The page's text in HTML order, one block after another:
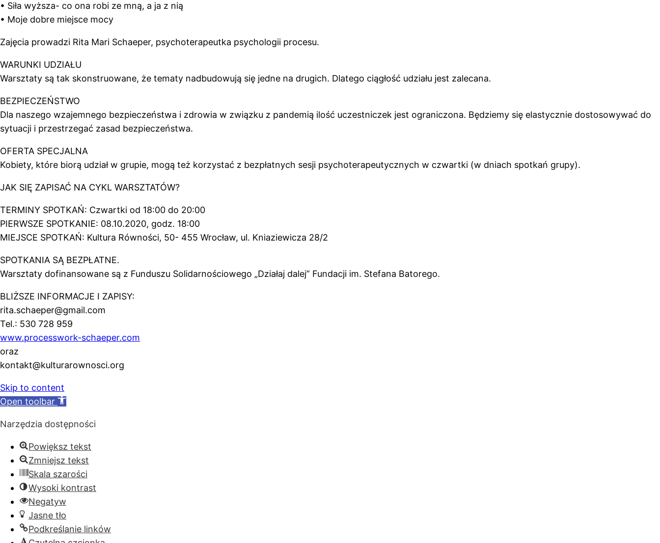
• Siła wyższa- co ona robi ze mną, a ja z nią
• Moje dobre miejsce mocy
Zajęcia prowadzi Rita Mari Schaeper, psychoterapeutka psychologii procesu.
WARUNKI UDZIAŁU
Warsztaty są tak skonstruowane, że tematy nadbudowują się jedne na drugich. Dlatego ciągłość udziału jest zalecana.
BEZPIECZEŃSTWO
Dla naszego wzajemnego bezpieczeństwa i zdrowia w związku z pandemią ilość uczestniczek jest ograniczona. Będziemy się elastycznie dostosowywać do
sytuacji i przestrzegać zasad bezpieczeństwa.
OFERTA SPECJALNA
Kobiety, które biorą udział w grupie, mogą też korzystać z bezpłatnych sesji psychoterapeutycznych w czwartki (w dniach spotkań grupy).
JAK SIĘ ZAPISAĆ NA CYKL WARSZTATÓW?
TERMINY SPOTKAŃ: Czwartki od 18:00 do 20:00
PIERWSZE SPOTKANIE: 08.10.2020, godz. 18:00
MIEJSCE SPOTKAŃ: Kultura Równości, 50- 455 Wrocław, ul. Kniaziewicza 28/2
SPOTKANIA SĄ BEZPŁATNE.
Warsztaty dofinansowane są z Funduszu Solidarnościowego „Działaj dalej” Fundacji im. Stefana Batorego.
BLIŻSZE INFORMACJE I ZAPISY:
rita.schaeper@gmail.com
Tel.: 530 728 959
www.processwork-schaeper.com
oraz
kontakt@kulturarownosci.org
Skip to content
Open toolbar
Narzędzia dostępności
Powiększ tekst
Zmniejsz tekst
Skala szarości
Wysoki kontrast
Negatyw
Jasne tło
Podkreślanie linków